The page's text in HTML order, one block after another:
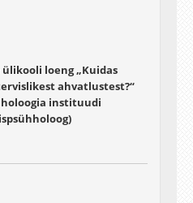
loeng „Kuidas
ahvatlustest?“
instituudi